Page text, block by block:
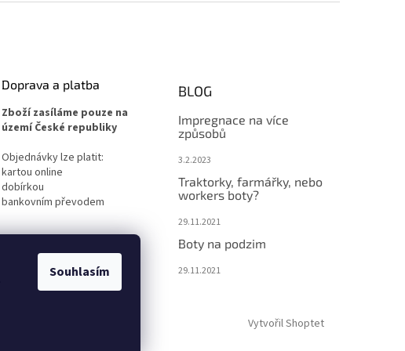
Souhlasím
Doprava a platba
Zboží zasíláme pouze na
území České republiky
Objednávky lze platit:
kartou online
dobírkou
bankovním převodem
BLOG
Impregnace na více
způsobů
3.2.2023
Traktorky, farmářky, nebo
workers boty?
29.11.2021
Boty na podzim
29.11.2021
Vytvořil Shoptet